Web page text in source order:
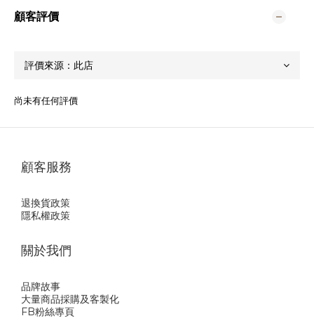
顧客評價
尚未有任何評價
顧客服務
退換貨政策
隱私權政策
關於我們
品牌故事
大量商品採購及客製化
FB粉絲專頁